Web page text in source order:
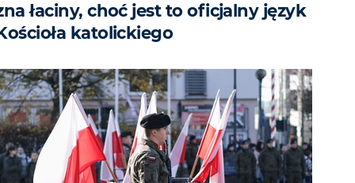
łaciny, choć jest to oficjalny język
katolickiego